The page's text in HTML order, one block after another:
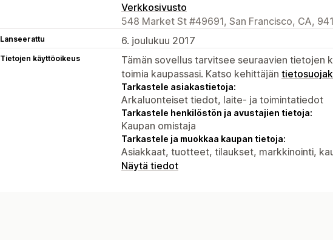
Verkkosivusto
548 Market St #49691, San Francisco, CA,
Lanseerattu 6. joulukuu 2017
Tietojen käyttöoikeus
Tämän sovellus tarvitsee seuraavien tietojen
toimia kaupassasi. Katso kehittäjän
Tarkastele asiakastietoja:
Arkaluonteiset tiedot, laite- ja toimintatiedot
Tarkastele henkilöstön ja avustajien tietoja:
Kaupan omistaja
Tarkastele ja muokkaa kaupan tietoja:
Asiakkaat, tuotteet, tilaukset, markkinointi,
Näytä tiedot